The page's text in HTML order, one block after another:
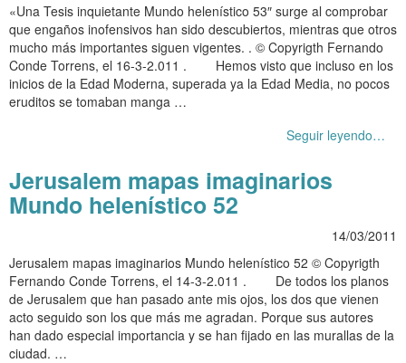
«Una Tesis inquietante Mundo helenístico 53″ surge al comprobar
que engaños inofensivos han sido descubiertos, mientras que otros
mucho más importantes siguen vigentes. . © Copyrigth Fernando
Conde Torrens, el 16-3-2.011 . Hemos visto que incluso en los
inicios de la Edad Moderna, superada ya la Edad Media, no pocos
eruditos se tomaban manga …
Seguir leyendo…
Jerusalem mapas imaginarios
Mundo helenístico 52
14/03/2011
Jerusalem mapas imaginarios Mundo helenístico 52 © Copyrigth
Fernando Conde Torrens, el 14-3-2.011 . De todos los planos
de Jerusalem que han pasado ante mis ojos, los dos que vienen
acto seguido son los que más me agradan. Porque sus autores
han dado especial importancia y se han fijado en las murallas de la
ciudad. …